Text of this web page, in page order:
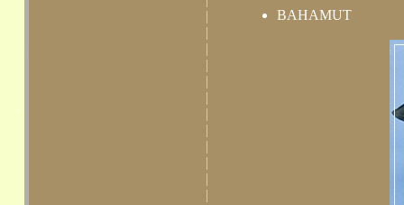
|
|
|
|
|
|
|
|
|
|
|
|
BAHAMUT